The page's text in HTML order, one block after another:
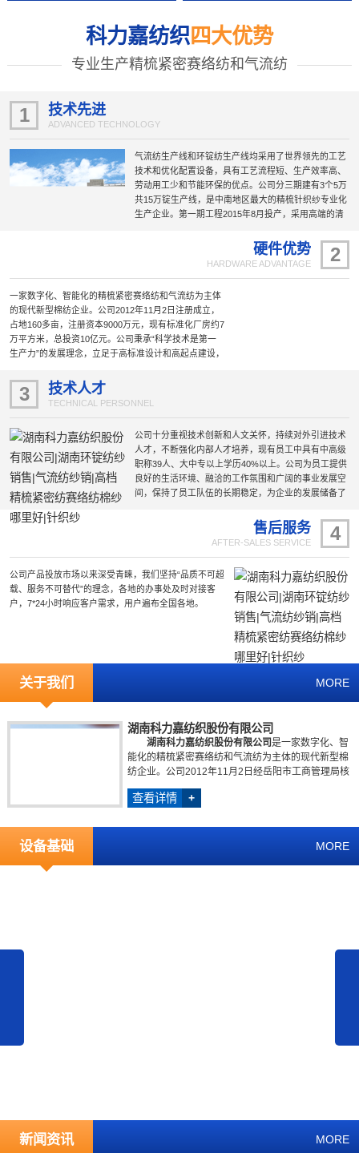
科力嘉纺织四大优势
专业生产精梳紧密赛络纺和气流纺
1 技术先进
ADVANCED TECHNOLOGY
气流纺生产线和环锭纺生产线均采用了世界领先的工艺
技术和优化配置设备，具有工艺流程短、生产效率高、
劳动用工少和节能环保的优点。公司分三期建有3个5万
共15万锭生产线，是中南地区最大的精梳针织纱专业化
生产企业。第一期工程2015年8月投产，采用高端的清
新工艺技术和设备，具有机电一体化和自动化高的特
点；第二期工程智能化纺纱生产线2020年6月投产，被
国家工信部列为“智能制造示范工厂”；第三期工程智慧
产；建成的公司研发大楼暨与东华大学合作的技术研发
中心于2023年10月正式投入使用；正在规划建设中的第
四期工程项目5万锭国际一流的“智慧纺纱”生产线正在加
紧推进。
2
硬件优势
HARDWARE ADVANTAGE
一家数字化、智能化的精梳紧密赛络纺和气流纺为主体
的现代新型棉纺企业。公司2012年11月2日注册成立，
占地160多亩，注册资本9000万元，现有标准化厂房约7
万平方米，总投资10亿元。公司秉承“科学技术是第一
生产力”的发展理念，立足于高标准设计和高起点建设，
技术和设备，为生产的稳定性和产品质量的可靠性提供
了保障。
3 技术人才
TECHNICAL PERSONNEL
公司十分重视技术创新和人文关怀，持续对外引进技术
人才，不断强化内部人才培养，现有员工中具有中高级
职称39人、大中专以上学历40%以上。公司为员工提供
良好的生活环境、融洽的工作氛围和广阔的事业发展空
间，保持了员工队伍的长期稳定，为企业的发展储备了
4
售后服务
AFTER-SALES SERVICE
公司产品投放市场以来深受青睐，我们坚持“品质不可超
载、服务不可替代”的理念，各地的办事处及时对接客
户，7*24小时响应客户需求，用户遍布全国各地。
关于我们 MORE
湖南科力嘉纺织股份有限公司
湖南科力嘉纺织股份有限公司是一家数字化、智
能化的精梳紧密赛络纺和气流纺为主体的现代新型棉
纺企业。公司2012年11月2日经岳阳市工商管理局核
准成立，占地180亩，...
查看详情 +
设备基础 MORE
新闻资讯 MORE